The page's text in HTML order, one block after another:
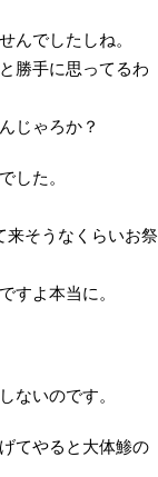
んでしたしね。
勝手に思ってるわ
じゃろか？
した。
来そうなくらいお祭
すよ本当に。
ないのです。
てやると大体鯵の